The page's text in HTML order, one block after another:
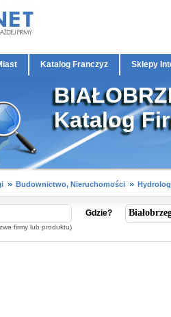
Katalog Franczyz Sklepy
Katalog
Budownictwo, Nieruchomości
firmy lub produktu)
Gdzie?